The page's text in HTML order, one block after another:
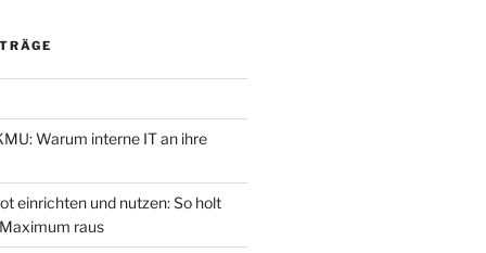
Warum interne IT an ihre
einrichten und nutzen: So holt
raus